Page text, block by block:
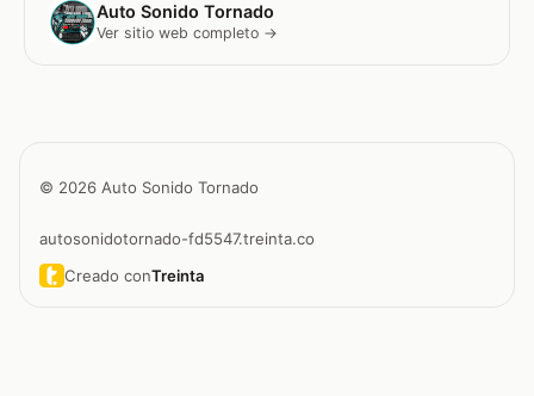
Auto Sonido Tornado
Ver sitio web completo →
© 2026 Auto Sonido Tornado
autosonidotornado-fd5547.treinta.co
Creado conTreinta